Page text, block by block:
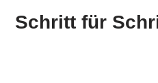
Schritt für